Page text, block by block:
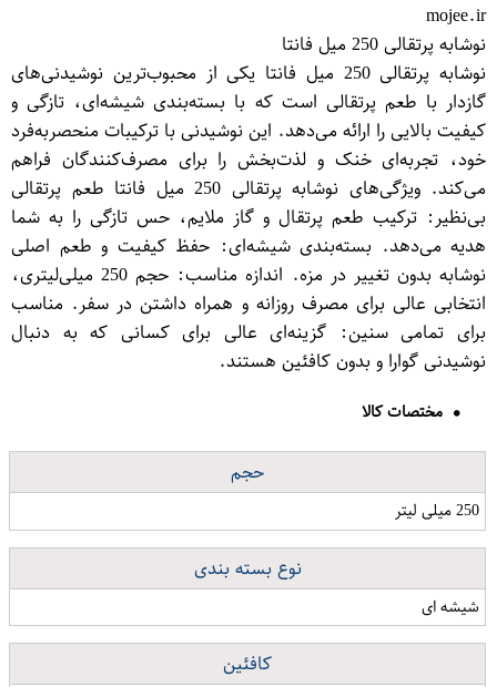
mojee.ir
نوشابه پرتقالی 250 میل فانتا
نوشابه پرتقالی 250 میل فانتا یکی از محبوب‌ترین نوشیدنی‌های
گازدار با طعم پرتقالی است که با بسته‌بندی شیشه‌ای، تازگی و
کیفیت بالایی را ارائه می‌دهد. این نوشیدنی با ترکیبات منحصر‌به‌فرد
خود، تجربه‌ای خنک و لذت‌بخش را برای مصرف‌کنندگان فراهم
می‌کند. ویژگی‌های نوشابه پرتقالی 250 میل فانتا طعم پرتقالی
بی‌نظیر: ترکیب طعم پرتقال و گاز ملایم، حس تازگی را به شما
هدیه می‌دهد. بسته‌بندی شیشه‌ای: حفظ کیفیت و طعم اصلی
نوشابه بدون تغییر در مزه. اندازه مناسب: حجم 250 میلی‌لیتری،
انتخابی عالی برای مصرف روزانه و همراه داشتن در سفر. مناسب
برای تمامی سنین: گزینه‌ای عالی برای کسانی که به دنبال
نوشیدنی گوارا و بدون کافئین هستند.
مختصات کالا
حجم
250 میلی لیتر
نوع بسته بندی
شیشه ای
کافئین